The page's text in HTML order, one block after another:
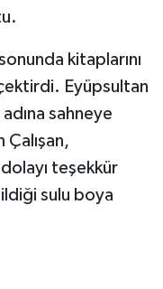
kitaplarını
Eyüpsultan
sahneye
dolayı teşekkür
sulu boya